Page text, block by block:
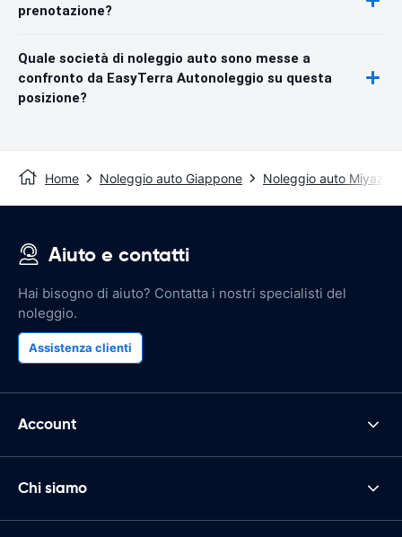
prenotazione?
Quale società di noleggio auto sono messe a
confronto da EasyTerra Autonoleggio su questa
posizione?
Home Noleggio auto Giappone Noleggio auto Miyazaki
Aiuto e contatti
Hai bisogno di aiuto? Contatta i nostri specialisti del
noleggio.
Assistenza clienti
Account
Chi siamo